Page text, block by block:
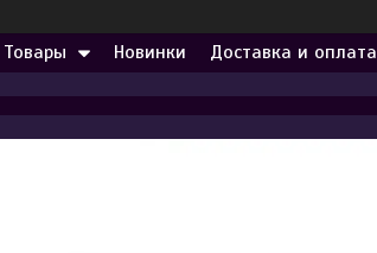
Товары Новинки Доставка и оплата